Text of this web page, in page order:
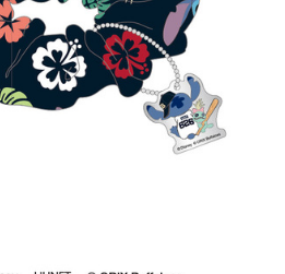
オリ達におすすめ